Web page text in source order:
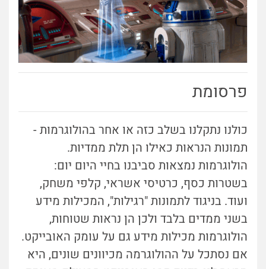
פרסומת
כולנו נתקלנו בשלב כזה או אחר בהולוגרמות -
תמונות הנראות כאילו הן תלת ממדיות.
הולוגרמות נמצאות סביבנו בחיי היום יום:
בשטרות כסף, כרטיסי אשראי, קלפי משחק,
ועוד. בניגוד לתמונות "רגילות", המכילות מידע
בשני ממדים בלבד ולכן הן נראות שטוחות,
הולוגרמות מכילות מידע גם על עומק האובייקט.
אם נסתכל על ההולוגרמה מכיוונים שונים, היא